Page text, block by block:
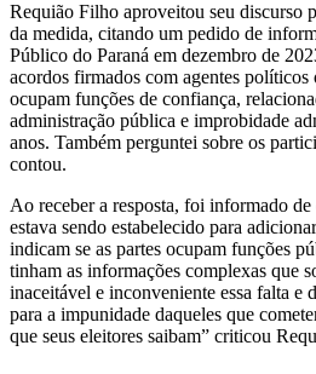
Requião Filho aproveitou seu discurso
da medida, citando um pedido de
Público do Paraná em dezembro de
acordos firmados com agentes
ocupam funções de confiança,
administração pública e improbidade
anos. Também perguntei sobre os
contou.
Ao receber a resposta, foi informado
estava sendo estabelecido para
indicam se as partes ocupam funções
tinham as informações complexas que
inaceitável e inconveniente essa falta e
para a impunidade daqueles que
que seus eleitores saibam” criticou